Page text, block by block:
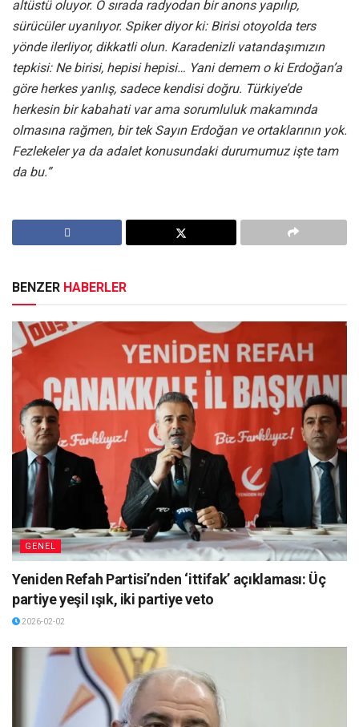
altüstü oluyor. O sırada radyodan bir anons yapılıp,
sürücüler uyarılıyor. Spiker diyor ki: Birisi otoyolda ters
yönde ilerliyor, dikkatli olun. Karadenizli vatandaşımızın
tepkisi: Ne birisi, hepisi hepisi… Yani demem o ki Erdoğan’a
göre herkes yanlış, sadece kendisi doğru. Türkiye’de
herkesin bir kabahati var ama sorumluluk makamında
olmasına rağmen, bir tek Sayın Erdoğan ve ortaklarının yok.
Fezlekeler ya da adalet konusundaki durumumuz işte tam
da bu.”
BENZER HABERLER
GENEL
Yeniden Refah Partisi’nden ‘ittifak’ açıklaması: Üç
partiye yeşil ışık, iki partiye veto
2026-02-02